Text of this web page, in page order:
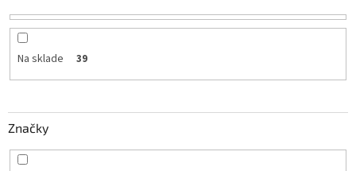
d
t
v
Na sklade 39
Značky